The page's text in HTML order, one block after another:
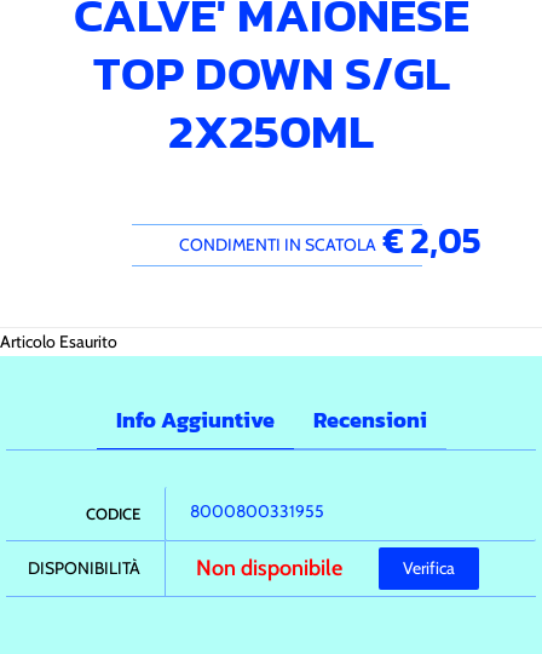
CALVE' MAIONESE
TOP DOWN S/GL
2X250ML
CONDIMENTI IN SCATOLA € 2,05
Articolo Esaurito
Info Aggiuntive Recensioni
CODICE 8000800331955
DISPONIBILITÀ Verifica
Non disponibile